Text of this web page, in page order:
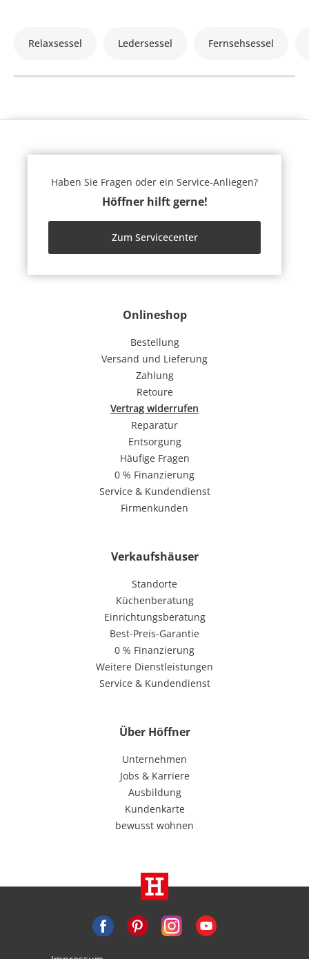
Relaxsessel Ledersessel Fernsehsessel
Onlineshop
Bestellung
Versand und Lieferung
Zahlung
Retoure
Vertrag widerrufen
Reparatur
Entsorgung
Häufige Fragen
0 % Finanzierung
Service & Kundendienst
Firmenkunden
Verkaufshäuser
Standorte
Küchenberatung
Einrichtungsberatung
Best-Preis-Garantie
0 % Finanzierung
Weitere Dienstleistungen
Service & Kundendienst
Über Höffner
Unternehmen
Jobs & Karriere
Ausbildung
Kundenkarte
bewusst wohnen
Haben Sie Fragen oder ein Service-Anliegen?
Höffner hilft gerne!
Zum Servicecenter